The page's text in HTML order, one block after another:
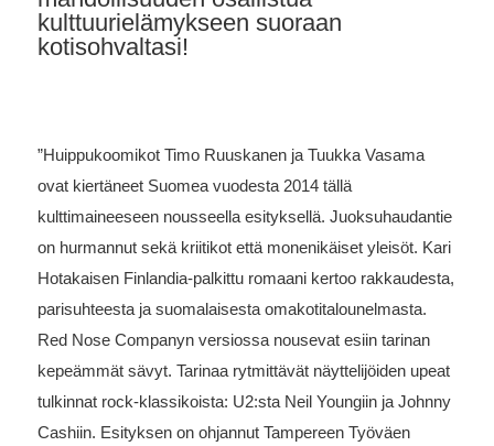
kulttuurielämykseen suoraan
kotisohvaltasi!
”Huippukoomikot Timo Ruuskanen ja Tuukka Vasama
ovat kiertäneet Suomea vuodesta 2014 tällä
kulttimaineeseen nousseella esityksellä. Juoksuhaudantie
on hurmannut sekä kriitikot että monenikäiset yleisöt. Kari
Hotakaisen Finlandia-palkittu romaani kertoo rakkaudesta,
parisuhteesta ja suomalaisesta omakotitalounelmasta.
Red Nose Companyn versiossa nousevat esiin tarinan
kepeämmät sävyt. Tarinaa rytmittävät näyttelijöiden upeat
tulkinnat rock-klassikoista: U2:sta Neil Youngiin ja Johnny
Cashiin. Esityksen on ohjannut Tampereen Työväen